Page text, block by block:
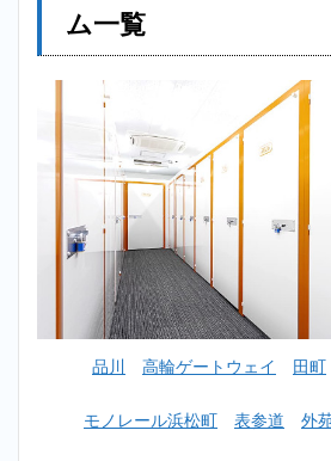
一覧
前ト
ラン
キン
BEST5
を紹
ム一覧
品川 高輪ゲートウェイ 田町
モノレール浜松町 表参道 外